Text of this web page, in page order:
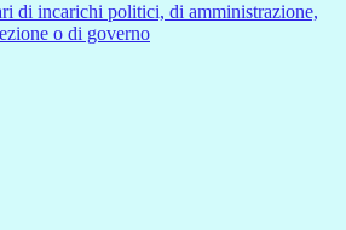
di incarichi politici, di amministrazione,
o di governo